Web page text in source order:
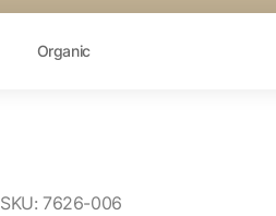
Organic
SKU: 7626-006